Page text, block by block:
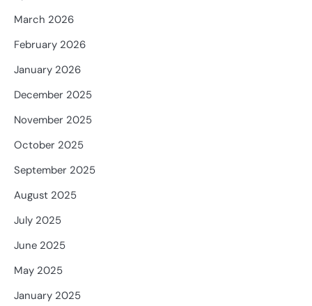
March 2026
February 2026
January 2026
December 2025
November 2025
October 2025
September 2025
August 2025
July 2025
June 2025
May 2025
January 2025